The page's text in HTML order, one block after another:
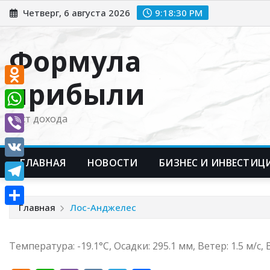
Перейти
к
Четверг, 6 августа 2026 9:18:31 PM
Формула
прибыли
Рост дохода
ГЛАВНАЯ НОВОСТИ БИЗНЕС И
Главная Лос-Анджелес
Температура: -19.1°C, Осадки: 295.1 мм, Ветер: 1.5 м/с,
Odnoklassniki
WhatsApp
Viber
VK
Telegram
Отправить